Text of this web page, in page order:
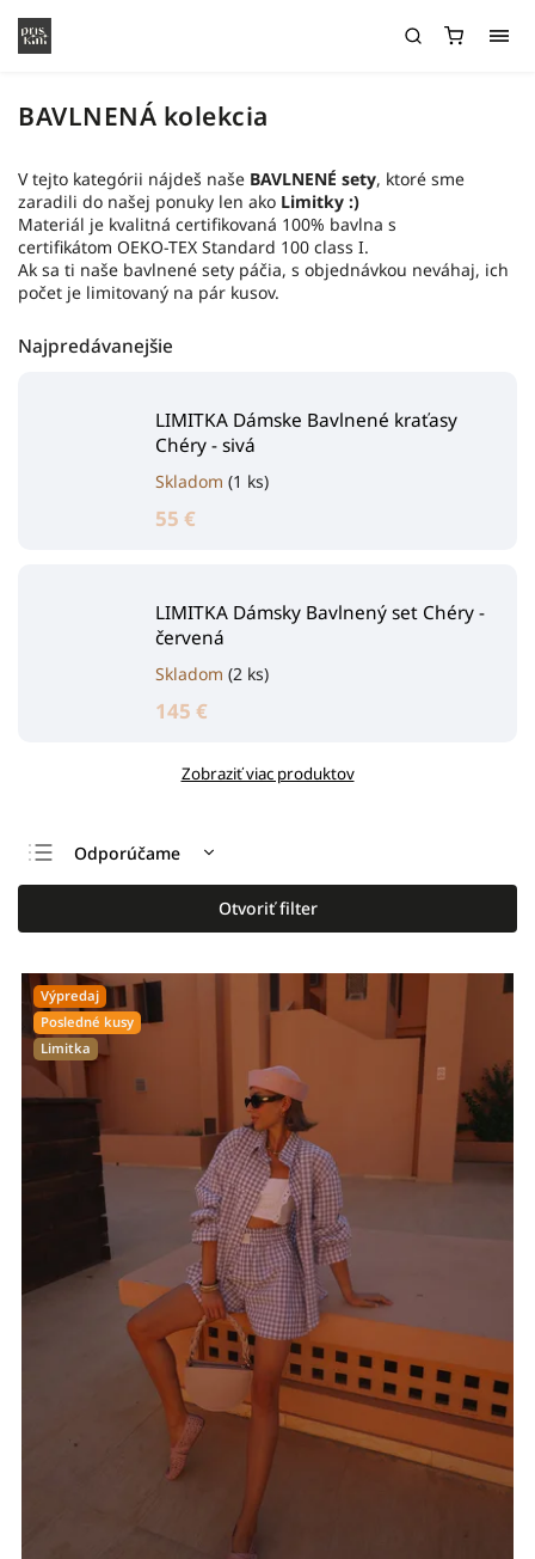
BAVLNENÁ kolekcia
V tejto kategórii nájdeš naše BAVLNENÉ sety, ktoré sme
zaradili do našej ponuky len ako Limitky :)
Materiál je kvalitná certifikovaná 100% bavlna s
certifikátom OEKO-TEX Standard 100 class I.
Ak sa ti naše bavlnené sety páčia, s objednávkou neváhaj, ich
počet je limitovaný na pár kusov.
Najpredávanejšie
LIMITKA Dámske Bavlnené kraťasy
Chéry - sivá
Skladom (1 ks)
55 €
LIMITKA Dámsky Bavlnený set Chéry -
červená
Skladom (2 ks)
145 €
Zobraziť viac produktov
Odporúčame
Najlacnejšie
Najdrahšie
Abecedne
Otvoriť filter
Výpredaj
Posledné kusy
Limitka